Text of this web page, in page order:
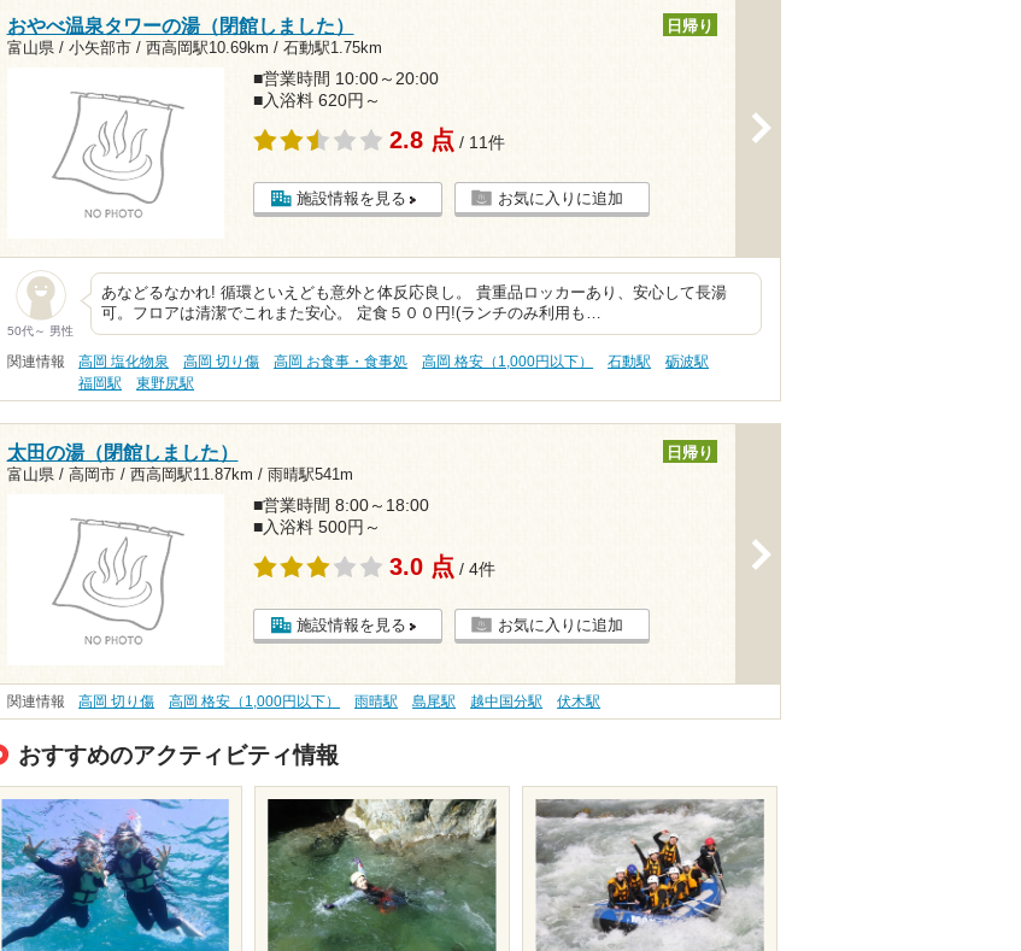
おやべ温泉タワーの湯（閉館しました）
富山県 / 小矢部市 / 西高岡駅10.69km / 石動駅1.75km
日帰り
■営業時間 10:00～20:00
■入浴料 620円～
2.8 点 / 11件
施設情報を見る お気に入りに追加
50代～ 男性
あなどるなかれ! 循環といえども意外と体反応良し。 貴重品ロッカーあり、安心して長湯
可。フロアは清潔でこれまた安心。 定食５００円!(ランチのみ利用も…
関連情報 高岡 塩化物泉 高岡 切り傷 高岡 お食事・食事処 高岡 格安（1,000円以下） 石動駅
砺波駅
福岡駅
東野尻駅
太田の湯（閉館しました）
富山県 / 高岡市 / 西高岡駅11.87km / 雨晴駅541m
日帰り
■営業時間 8:00～18:00
■入浴料 500円～
3.0 点 / 4件
施設情報を見る お気に入りに追加
関連情報 高岡 切り傷 高岡 格安（1,000円以下） 雨晴駅 島尾駅 越中国分駅 伏木駅
おすすめのアクティビティ情報